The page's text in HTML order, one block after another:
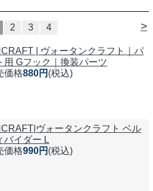
>
2 3 4
| ヴォータンクラフト｜パ
用 Gフック｜換装パーツ
価格880円 (税込)
ヴォータンクラフト ベル
バイダー L
価格990円 (税込)